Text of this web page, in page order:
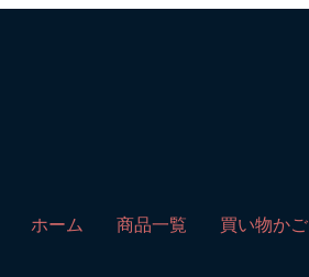
ホーム 商品一覧 買い物かご